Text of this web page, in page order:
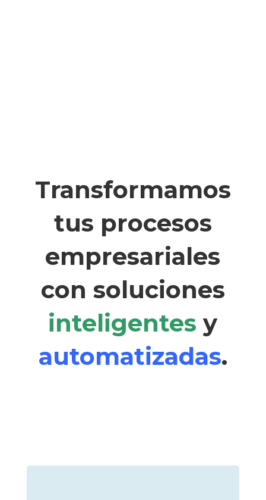
Transformamos
tus procesos
empresariales
con soluciones
inteligentes y
automatizadas.